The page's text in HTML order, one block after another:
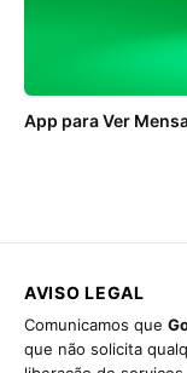
App para Ver
AVISO LEGAL
Comunicamos que
que não solicita